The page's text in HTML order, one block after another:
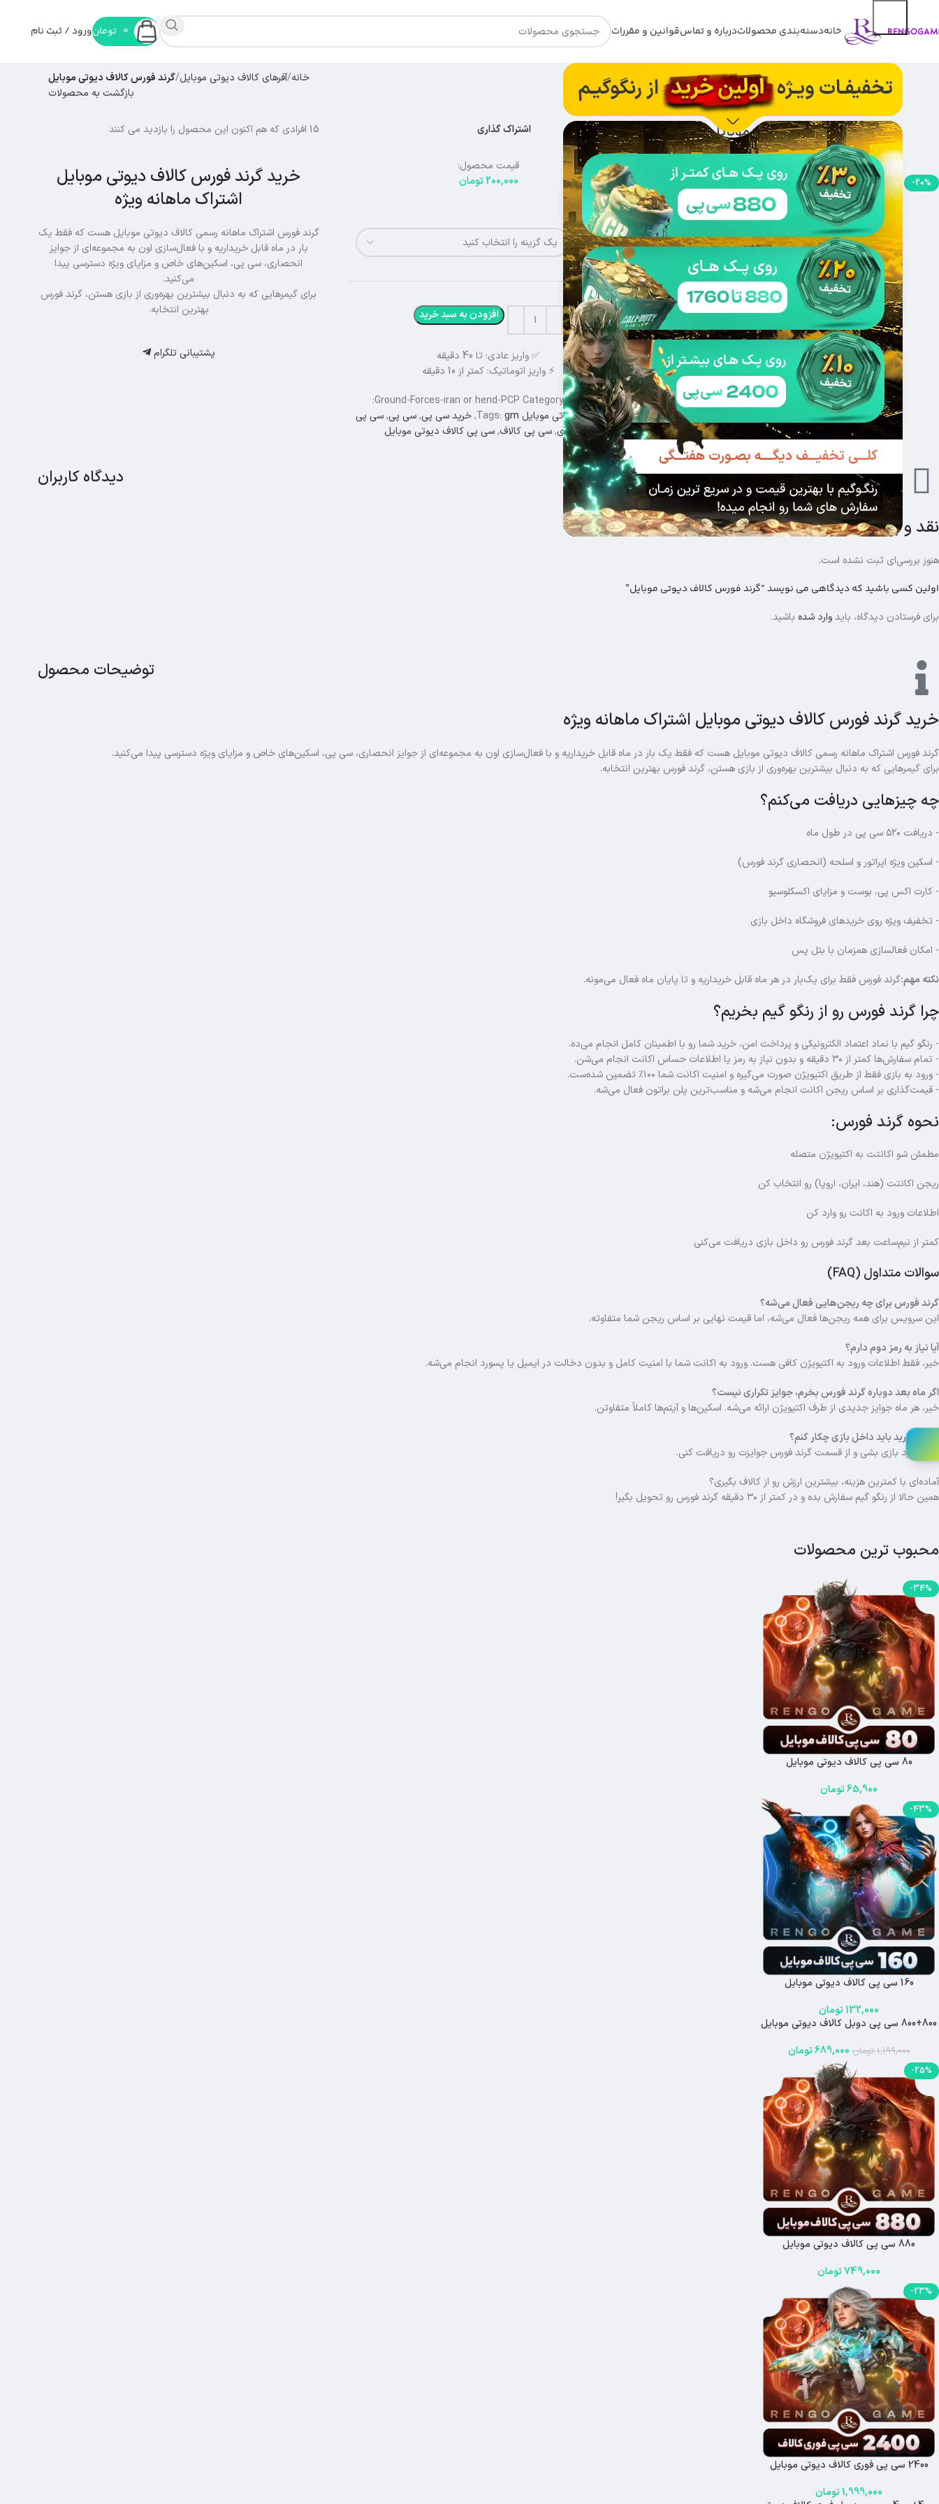
خانهدسنه‌بندی محصولاتدرباره و تماسقوانین و مقررات 0 تومانورود / ثبت نام
خانه آفرهای کالاف دیوتی موبایل گرند فورس کالاف دیوتی موبایل
بازگشت به محصولات
گرند فورس کالاف دیوتی موبایل
-20%
اشتراک گذاری
قیمت محصول:
200,000 تومان
ریجن
افزودن به سبد خرید
✅ واریز عادی: تا 40 دقیقه
⚡ واریز اتوماتیک: کمتر از 10 دقیقه
شناسه محصول:
Ground-Forces-iran or hend-PCP Category:
آفرهای کالاف دیوتی موبایل
Tags: gm
, خرید سی پی, سی پی, سی پی
ارزان,سی پی فوری, سی پی کالاف, سی پی کالاف دیوتی موبایل
15 افرادی که هم اکنون این محصول را بازدید می کنند
خرید گرند فورس کالاف دیوتی موبایل
اشتراک ماهانه ویژه
گرند فورس اشتراک ماهانه رسمی کالاف دیوتی موبایل هست که فقط یک
بار در ماه قابل خریداریه و با فعال‌سازی اون به مجموعه‌ای از جوایز
انحصاری، سی پی، اسکین‌های خاص و مزایای ویژه دسترسی پیدا
می‌کنید.
برای گیمرهایی که به دنبال بیشترین بهره‌وری از بازی هستن، گرند فورس
بهترین انتخابه.
پشتیبانی تلگرام
دیدگاه کاربران
نقد و بررسی‌ها
هنوز بررسی‌ای ثبت نشده است.
اولین کسی باشید که دیدگاهی می نویسد “گرند فورس کالاف دیوتی موبایل”
برای فرستادن دیدگاه، بایدوارد شده باشید.
توضیحات محصول
خرید گرند فورس کالاف دیوتی موبایل اشتراک ماهانه ویژه
گرند فورس اشتراک ماهانه رسمی کالاف دیوتی موبایل هست که فقط یک بار در ماه قابل خریداریه و با فعال‌سازی اون به مجموعه‌ای از جوایز انحصاری، سی پی، اسکین‌های خاص و مزایای ویژه دسترسی پیدا می‌کنید.
برای گیمرهایی که به دنبال بیشترین بهره‌وری از بازی هستن، گرند فورس بهترین انتخابه.
چه چیزهایی دریافت می‌کنم؟
- دریافت ۵۲۰ سی پی در طول ماه
- اسکین ویژه اپراتور و اسلحه (انحصاری گرند فورس)
- کارت اکس پی، بوست و مزایای اکسکلوسیو
- تخفیف ویژه روی خریدهای فروشگاه داخل بازی
- امکان فعالسازی همزمان با بتل پس
نکته مهم:گرند فورس فقط برای یک‌بار در هر ماه قابل خریداریه و تا پایان ماه فعال می‌مونه.
چرا گرند فورس رو از رنگو گیم بخریم؟
- رنگو گیم با نماد اعتماد الکترونیکی و پرداخت امن، خرید شما رو با اطمینان کامل انجام می‌ده.
- تمام سفارش‌ها کمتر از ۳۰ دقیقه و بدون نیاز به رمز یا اطلاعات حساس اکانت انجام می‌شن.
- ورود به بازی فقط از طریق اکتیویژن صورت می‌گیره و امنیت اکانت شما ۱۰۰٪ تضمین شده‌ست.
- قیمت‌گذاری بر اساس ریجن اکانت انجام می‌شه و مناسب‌ترین پلن براتون فعال می‌شه.
نحوه گرند فورس:
مطمئن شو اکانتت به اکتیویژن متصله
ریجن اکانتت (هند، ایران، اروپا) رو انتخاب کن
اطلاعات ورود به اکانت رو وارد کن
کمتر از نیم‌ساعت بعد گرند فورس رو داخل بازی دریافت می‌کنی
سوالات متداول (FAQ)
گرند فورس برای چه ریجن‌هایی فعال می‌شه؟
این سرویس برای همه ریجن‌ها فعال می‌شه، اما قیمت نهایی بر اساس ریجن شما متفاوته.
آیا نیاز به رمز دوم دارم؟
خیر، فقط اطلاعات ورود به اکتیویژن کافی هست. ورود به اکانت شما با امنیت کامل و بدون دخالت در ایمیل یا پسورد انجام می‌شه.
اگر ماه بعد دوباره گرند فورس بخرم، جوایز تکراری نیست؟
خیر، هر ماه جوایز جدیدی از طرف اکتیویژن ارائه می‌شه. اسکین‌ها و آیتم‌ها کاملاً متفاوتن.
بعد از خرید باید داخل بازی چکار کنم؟
کافیه وارد بازی بشی و از قسمت گرند فورس جوایزت رو دریافت کنی.
آماده‌ای با کمترین هزینه، بیشترین ارزش رو از کالاف بگیری؟
همین حالا از رنگو گیم سفارش بده و در کمتر از ۳۰ دقیقه گرند فورس رو تحویل بگیر!
محبوب ترین محصولات
-34%
80 سی پی کالاف دیوتی موبایل
65,900تومان
-43%
160 سی پی کالاف دیوتی موبایل
132,000تومان
-43%
اتمام موجودی
800+800 سی پی دوبل کالاف دیوتی موبایل
1,199,000 تومان 689,000تومان
-25%
880 سی پی کالاف دیوتی موبایل
749,000تومان
-23%
2400 سی پی فوری کالاف دیوتی موبایل
1,999,000تومان